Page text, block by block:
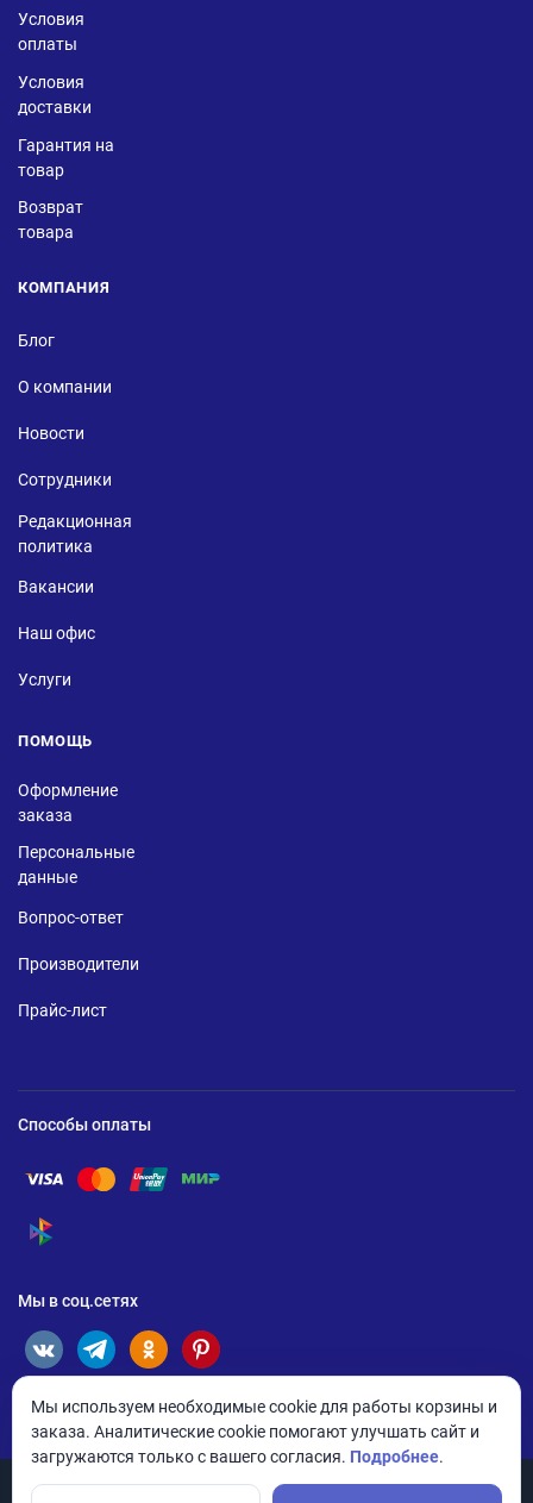
Условия
оплаты
Условия
доставки
Гарантия на
товар
Возврат
товара
КОМПАНИЯ
Блог
О компании
Новости
Сотрудники
Редакционная
политика
Вакансии
Наш офис
Услуги
ПОМОЩЬ
Оформление
заказа
Персональные
данные
Вопрос-ответ
Производители
Прайс-лист
Способы оплаты
Помощь по оплате Visa
Помощь по оплате Mastercard
Помощь по оплате UnionPay
Помощь по оплате Мир
Помощь по оплате СБП
Мы в соц.сетях
Мы используем необходимые cookie для работы корзины и
заказа. Аналитические cookie помогают улучшать сайт и
загружаются только с вашего согласия. Подробнее.